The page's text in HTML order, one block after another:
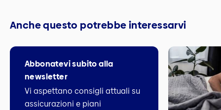
Anche questo potrebbe interessarvi
Abbonatevi subito alla
newsletter
Vi aspettano consigli attuali su
assicurazioni e piani